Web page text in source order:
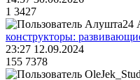
1 3427
конструкторы:
23:27 12.09.2024
155 7378